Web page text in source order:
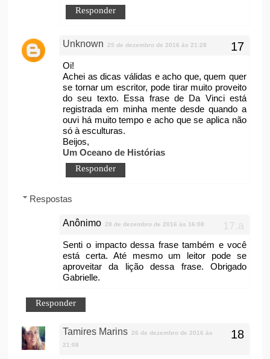
Responder
Unknown 25 de dezembro de 2016 às 21:28
Oi!
Achei as dicas válidas e acho que, quem quer
se tornar um escritor, pode tirar muito proveito
do seu texto. Essa frase de Da Vinci está
registrada em minha mente desde quando a
ouvi há muito tempo e acho que se aplica não
só à esculturas.
Beijos,
Um Oceano de Histórias
Responder
Respostas
Anônimo 28 de dezembro de 2016 às 16:08
Senti o impacto dessa frase também e você
está certa. Até mesmo um leitor pode se
aproveitar da lição dessa frase. Obrigado
Gabrielle.
Responder
Tamires Marins
26 de dezembro de 2016 às
21:08